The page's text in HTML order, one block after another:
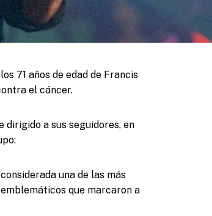
71 años de edad de Francis
el cáncer.
dirigido a sus seguidores, en
una de las más
que marcaron a